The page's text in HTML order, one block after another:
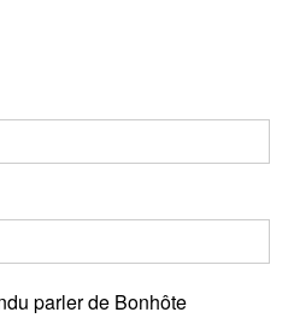
parler de Bonhôte